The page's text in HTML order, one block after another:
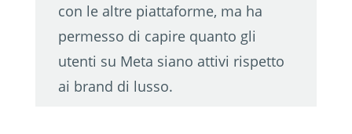
con le altre piattaforme, ma ha
permesso di capire quanto gli
utenti su Meta siano attivi rispetto
ai brand di lusso.